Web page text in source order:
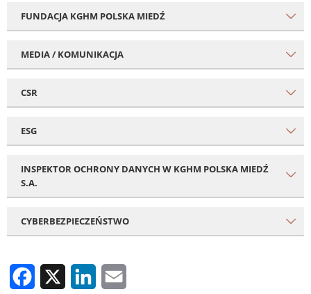
FUNDACJA KGHM POLSKA MIEDŹ
MEDIA / KOMUNIKACJA
CSR
ESG
INSPEKTOR OCHRONY DANYCH W KGHM POLSKA MIEDŹ
S.A.
CYBERBEZPIECZEŃSTWO
Facebook LinkedIn